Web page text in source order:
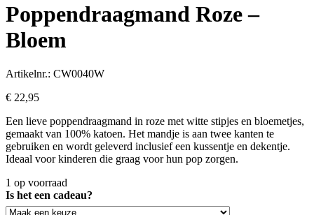
Poppendraagmand Roze –
Bloem
Artikelnr.: CW0040W
€ 22,95
Een lieve poppendraagmand in roze met witte stipjes en bloemetjes,
gemaakt van 100% katoen. Het mandje is aan twee kanten te
gebruiken en wordt geleverd inclusief een kussentje en dekentje.
Ideaal voor kinderen die graag voor hun pop zorgen.
1 op voorraad
Is het een cadeau?